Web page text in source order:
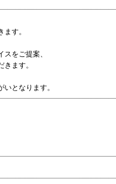
す。
をご提案、
ます。
となります。